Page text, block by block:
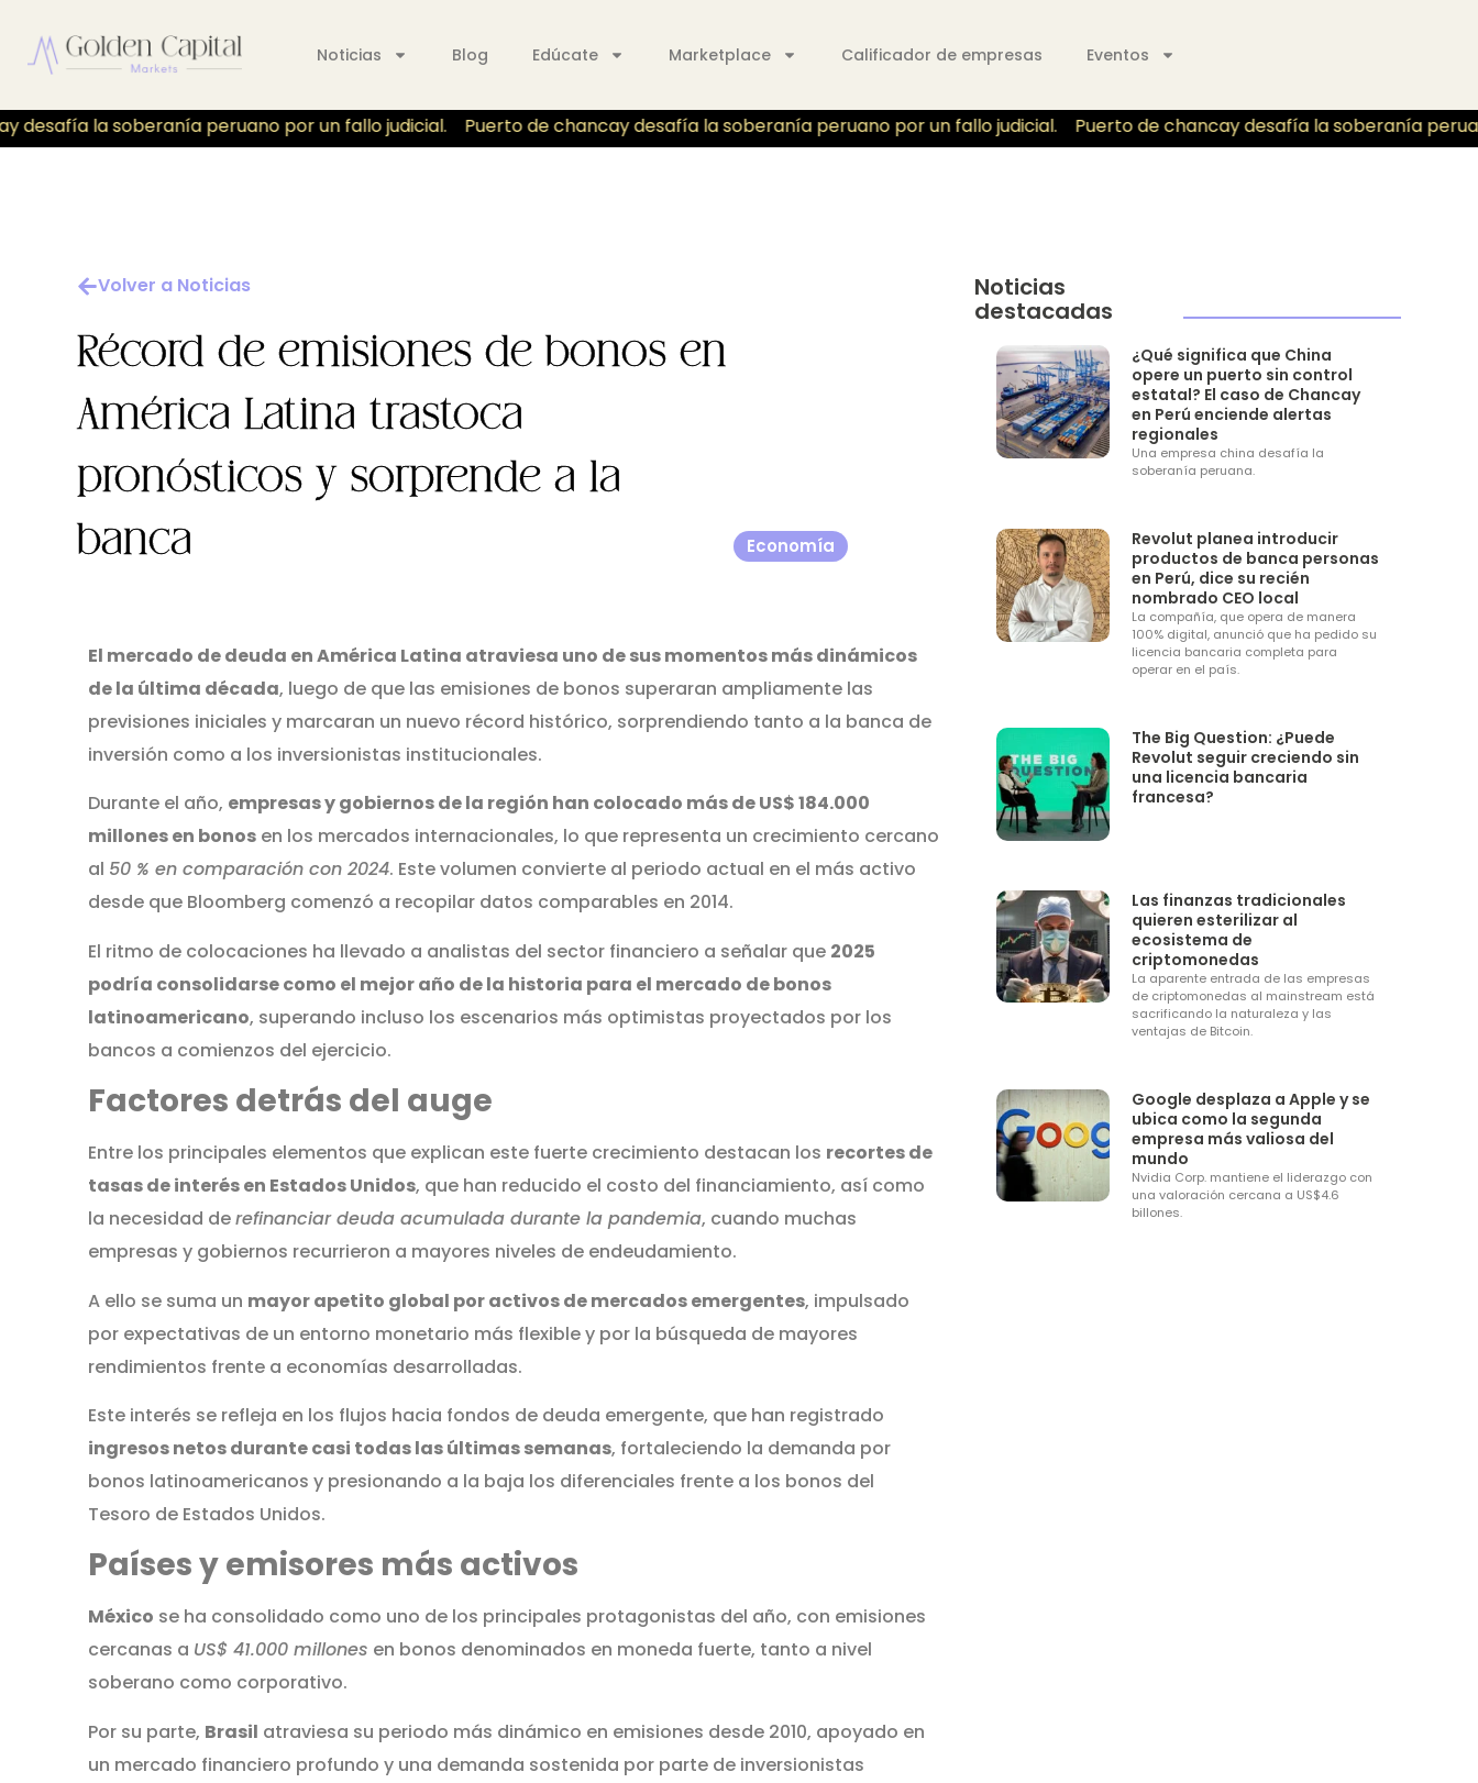
Noticias Blog Edúcate Marketplace Calificador de empresas Eventos
la soberanía peruano por un fallo judicial. Puerto de chancay desafía la soberanía peruano por un fallo judicial. Puerto de chancay desafía la soberanía
Volver a Noticias
Récord de emisiones de bonos en
América Latina trastoca
pronósticos y sorprende a la
banca
Economía
El mercado de deuda en América Latina atraviesa uno de sus momentos más dinámicos
de la última década, luego de que las emisiones de bonos superaran ampliamente las
previsiones iniciales y marcaran un nuevo récord histórico, sorprendiendo tanto a la banca de
inversión como a los inversionistas institucionales.
Durante el año, empresas y gobiernos de la región han colocado más de US$ 184.000
millones en bonos en los mercados internacionales, lo que representa un crecimiento cercano
al 50 % en comparación con 2024. Este volumen convierte al periodo actual en el más activo
desde que Bloomberg comenzó a recopilar datos comparables en 2014.
El ritmo de colocaciones ha llevado a analistas del sector financiero a señalar que 2025
podría consolidarse como el mejor año de la historia para el mercado de bonos
latinoamericano, superando incluso los escenarios más optimistas proyectados por los
bancos a comienzos del ejercicio.
Factores detrás del auge
Entre los principales elementos que explican este fuerte crecimiento destacan los recortes de
tasas de interés en Estados Unidos, que han reducido el costo del financiamiento, así como
la necesidad derefinanciar deuda acumulada durante la pandemia, cuando muchas
empresas y gobiernos recurrieron a mayores niveles de endeudamiento.
A ello se suma un mayor apetito global por activos de mercados emergentes, impulsado
por expectativas de un entorno monetario más flexible y por la búsqueda de mayores
rendimientos frente a economías desarrolladas.
Este interés se refleja en los flujos hacia fondos de deuda emergente, que han registrado
ingresos netos durante casi todas las últimas semanas, fortaleciendo la demanda por
bonos latinoamericanos y presionando a la baja los diferenciales frente a los bonos del
Tesoro de Estados Unidos.
Países y emisores más activos
México se ha consolidado como uno de los principales protagonistas del año, con emisiones
cercanas a US$ 41.000 millones en bonos denominados en moneda fuerte, tanto a nivel
soberano como corporativo.
Por su parte, Brasil atraviesa su periodo más dinámico en emisiones desde 2010, apoyado en
un mercado financiero profundo y una demanda sostenida por parte de inversionistas
Noticias
destacadas
¿Qué significa que China
opere un puerto sin control
estatal? El caso de Chancay
en Perú enciende alertas
regionales
Una empresa china desafía la
soberanía peruana.
Revolut planea introducir
productos de banca personas
en Perú, dice su recién
nombrado CEO local
La compañía, que opera de manera
100% digital, anunció que ha pedido su
licencia bancaria completa para
operar en el país.
The Big Question: ¿Puede
Revolut seguir creciendo sin
una licencia bancaria
francesa?
Las finanzas tradicionales
quieren esterilizar al
ecosistema de
criptomonedas
La aparente entrada de las empresas
de criptomonedas al mainstream está
sacrificando la naturaleza y las
ventajas de Bitcoin.
Google desplaza a Apple y se
ubica como la segunda
empresa más valiosa del
mundo
Nvidia Corp. mantiene el liderazgo con
una valoración cercana a US$4.6
billones.